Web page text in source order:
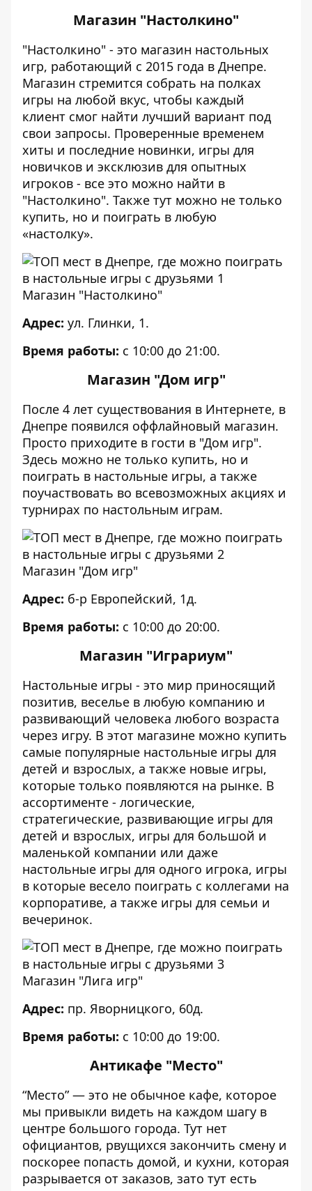
Магазин "Настолкино"
"Настолкино" - это магазин настольных
игр, работающий с 2015 года в Днепре.
Магазин стремится собрать на полках
игры на любой вкус, чтобы каждый
клиент смог найти лучший вариант под
свои запросы. Проверенные временем
хиты и последние новинки, игры для
новичков и эксклюзив для опытных
игроков - все это можно найти в
"Настолкино". Также тут можно не только
купить, но и поиграть в любую
«настолку».
Магазин "Настолкино"
Адрес: ул. Глинки, 1.
Время работы: с 10:00 до 21:00.
Магазин "Дом игр"
После 4 лет существования в Интернете, в
Днепре появился оффлайновый магазин.
Просто приходите в гости в "Дом игр".
Здесь можно не только купить, но и
поиграть в настольные игры, а также
поучаствовать во всевозможных акциях и
турнирах по настольным играм.
Магазин "Дом игр"
Адрес: б-р Европейский, 1д.
Время работы: с 10:00 до 20:00.
Магазин "Играриум"
Настольные игры - это мир приносящий
позитив, веселье в любую компанию и
развивающий человека любого возраста
через игру. В этот магазине можно купить
самые популярные настольные игры для
детей и взрослых, а также новые игры,
которые только появляются на рынке. В
ассортименте - логические,
стратегические, развивающие игры для
детей и взрослых, игры для большой и
маленькой компании или даже
настольные игры для одного игрока, игры
в которые весело поиграть с коллегами на
корпоративе, а также игры для семьи и
вечеринок.
Магазин "Лига игр"
Адрес: пр. Яворницкого, 60д.
Время работы: с 10:00 до 19:00.
Антикафе "Место"
“Место” — это не обычное кафе, которое
мы привыкли видеть на каждом шагу в
центре большого города. Тут нет
официантов, рвущихся закончить смену и
поскорее попасть домой, и кухни, которая
разрывается от заказов, зато тут есть